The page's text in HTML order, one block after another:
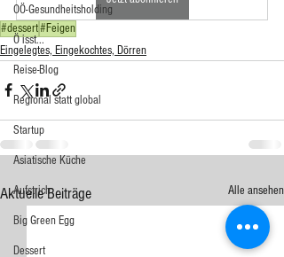
OÖ-Gesundheitsholding
Ö isst...
Reise-Blog
Regional statt global
Startup
Asiatische Küche
Aufstrich
Big Green Egg
Dessert
#dessert#Feigen
Eingelegtes, Eingekochtes, Dörren
Aktuelle Beiträge Alle ansehen